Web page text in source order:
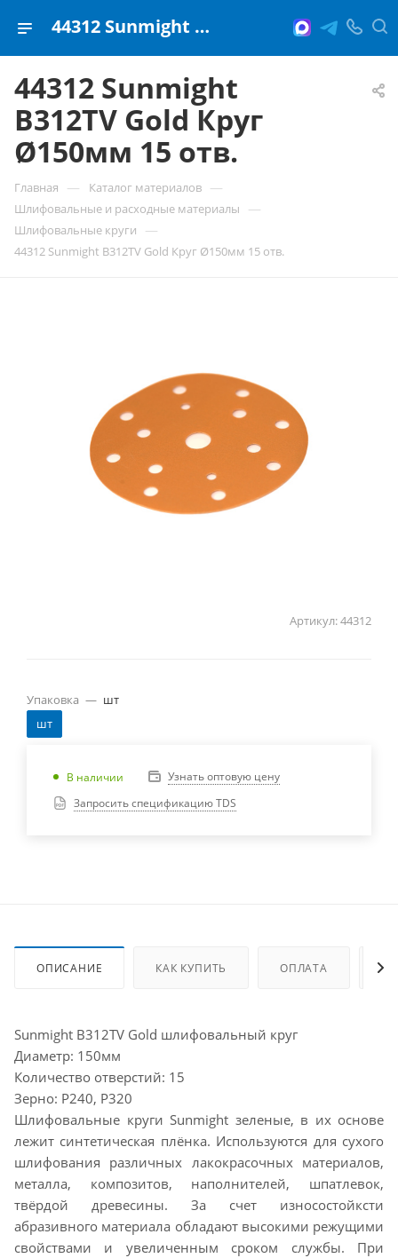
44312 Sunmight B312TV Gold Круг Ø150мм 15 отв.
44312 Sunmight
B312TV Gold Круг
Ø150мм 15 отв.
Главная — Каталог материалов —
Шлифовальные и расходные материалы —
Шлифовальные круги —
44312 Sunmight B312TV Gold Круг Ø150мм 15 отв.
Артикул:44312
Упаковка — шт
шт
В наличии
Узнать оптовую цену
Запросить спецификацию TDS
ОПИСАНИЕ КАК КУПИТЬ ОПЛАТА
Sunmight B312TV Gold шлифовальный круг
Диаметр: 150мм
Количество отверстий: 15
Зерно: P240, P320
Шлифовальные круги Sunmight зеленые, в их основе
лежит синтетическая плёнка. Используются для сухого
шлифования различных лакокрасочных материалов,
металла, композитов, наполнителей, шпатлевок,
твёрдой древесины. За счет износостойксти
абразивного материала обладают высокими режущими
свойствами и увеличенным сроком службы. При